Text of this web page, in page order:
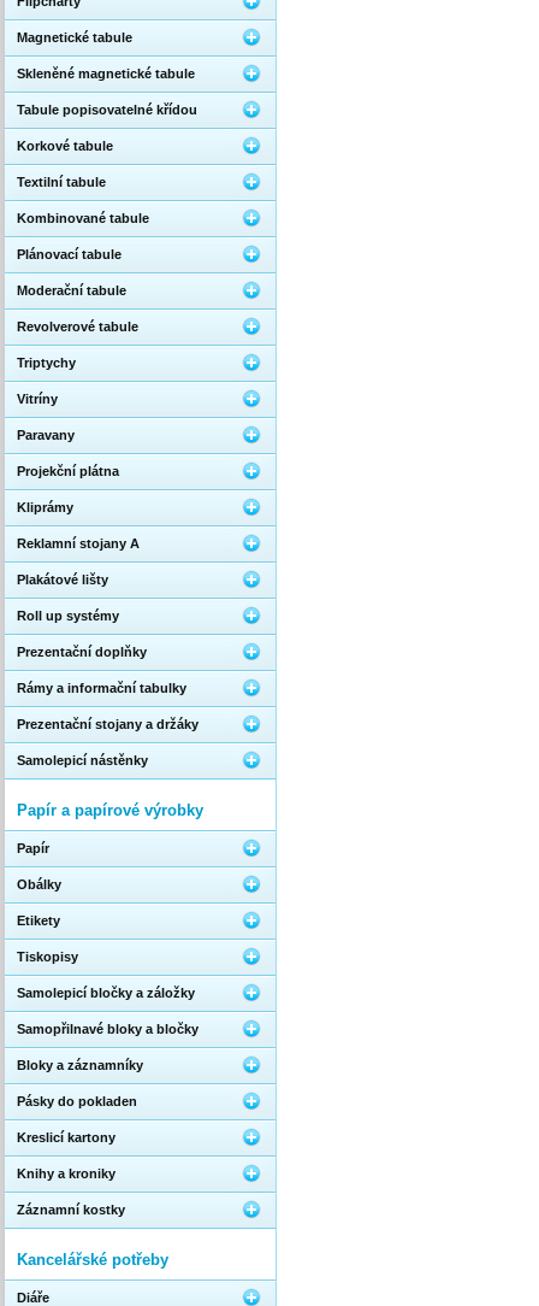
Magnetické tabule
Skleněné magnetické tabule
Tabule popisovatelné křídou
Korkové tabule
Textilní tabule
Kombinované tabule
Plánovací tabule
Moderační tabule
Revolverové tabule
Triptychy
Vitríny
Paravany
Projekční plátna
Kliprámy
Reklamní stojany A
Plakátové lišty
Roll up systémy
Prezentační doplňky
Rámy a informační tabulky
Prezentační stojany a držáky
Samolepicí nástěnky
Papír a papírové výrobky
Papír
Obálky
Etikety
Tiskopisy
Samolepicí bločky a záložky
Samopřilnavé bloky a bločky
Bloky a záznamníky
Pásky do pokladen
Kreslicí kartony
Knihy a kroniky
Záznamní kostky
Kancelářské potřeby
Diáře